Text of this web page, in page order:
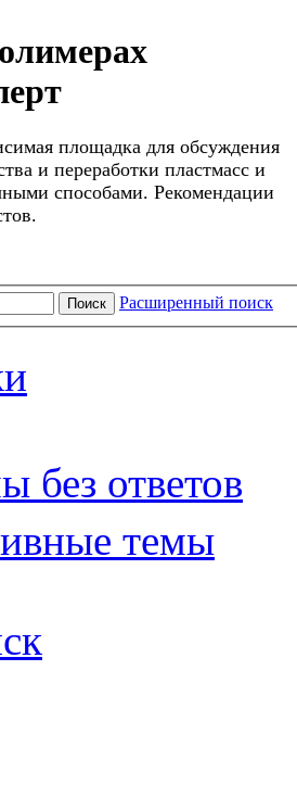
площадка для обсуждения
и переработки пластмасс и
способами. Рекомендации
Поиск Расширенный поиск
без ответов
темы